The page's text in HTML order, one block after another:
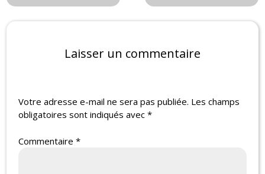
Laisser un commentaire
Votre adresse e-mail ne sera pas publiée. Les champs
obligatoires sont indiqués avec*
Commentaire*